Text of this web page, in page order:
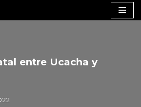
entre Ucacha y